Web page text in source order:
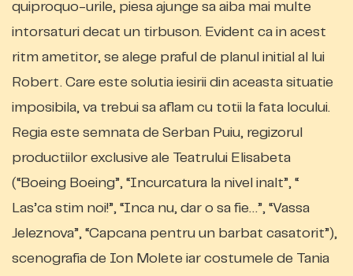
quiproquo-urile, piesa ajunge sa aiba mai multe
intorsaturi decat un tirbuson. Evident ca in acest
ritm ametitor, se alege praful de planul initial al lui
Robert. Care este solutia iesirii din aceasta situatie
imposibila, va trebui sa aflam cu totii la fata locului.
Regia este semnata de Serban Puiu, regizorul
productiilor exclusive ale Teatrului Elisabeta
(“Boeing Boeing”, “Incurcatura la nivel inalt”, “
Las’ca stim noi!”, “Inca nu, dar o sa fie…”, “Vassa
Jeleznova”, “Capcana pentru un barbat casatorit”),
scenografia de Ion Molete iar costumele de Tania